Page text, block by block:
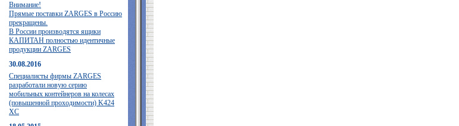
Внимание!
Прямые поставки ZARGES в Россию
прекращены.
В России производятся ящики
КАПИТАН полностью идентичные
продукции ZARGES
30.08.2016
Специалисты фирмы ZARGES
разработали новую серию
мобильных контейнеров на колесах
(повышенной проходимости) K424
XC